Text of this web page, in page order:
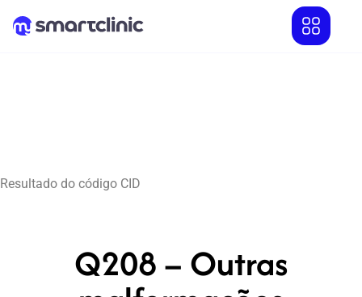
Resultado do código CID
Q208 – Outras